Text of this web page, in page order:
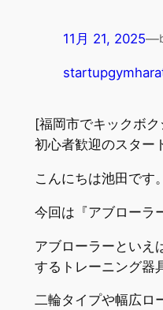
11月 21, 2025—
[福岡市でキックボ
初心者歓迎のスター
こんにちは池田です。
今回は『アブローラ
アブローラーといえ
するトレーニング器
二輪タイプや幅広ロ